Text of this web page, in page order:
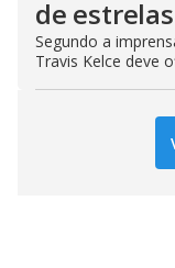
de
Segundo a
Travis Kelce deve